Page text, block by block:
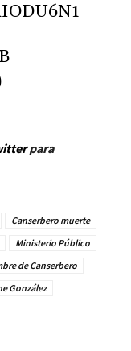
para
Canserbero muerte
Ministerio Público
de Canserbero
González